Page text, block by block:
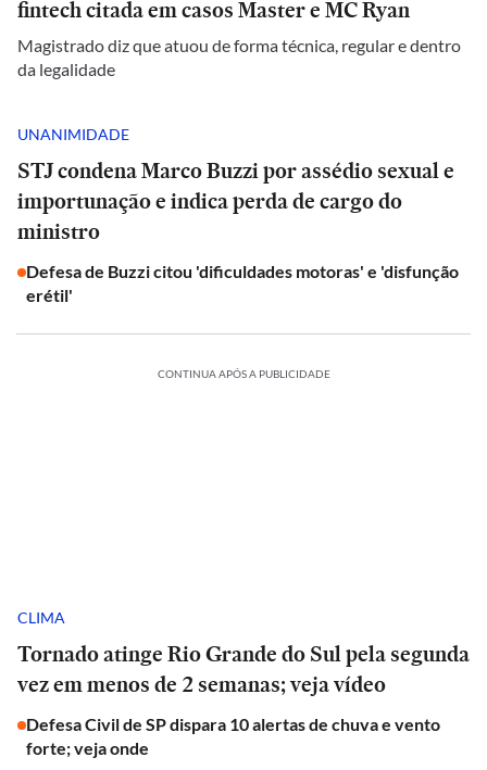
fintech citada em casos Master e MC Ryan
Magistrado diz que atuou de forma técnica, regular e dentro
da legalidade
UNANIMIDADE
STJ condena Marco Buzzi por assédio sexual e
importunação e indica perda de cargo do
ministro
Defesa de Buzzi citou 'dificuldades motoras' e 'disfunção
erétil'
CONTINUA APÓS A PUBLICIDADE
CLIMA
Tornado atinge Rio Grande do Sul pela segunda
vez em menos de 2 semanas; veja vídeo
Defesa Civil de SP dispara 10 alertas de chuva e vento
forte; veja onde